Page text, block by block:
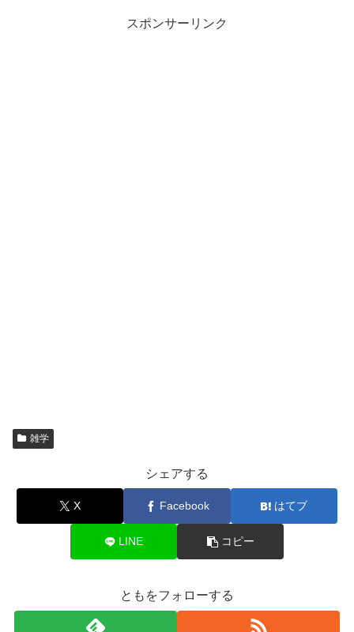
スポンサーリンク
雑学
シェアする
X Facebook はてブ
LINE コピー
ともをフォローする